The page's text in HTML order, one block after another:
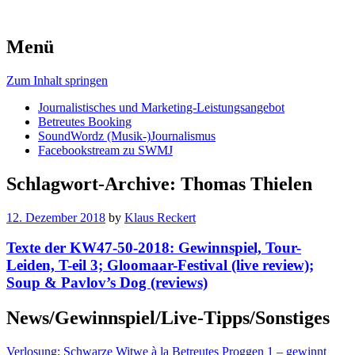
Menü
Zum Inhalt springen
Journalistisches und Marketing-Leistungsangebot
Betreutes Booking
SoundWordz (Musik-)Journalismus
Facebookstream zu SWMJ
Schlagwort-Archive: Thomas Thielen
12. Dezember 2018 by Klaus Reckert
Texte der KW47-50-2018: Gewinnspiel, Tour-
Leiden, T-eil 3; Gloomaar-Festival (live review);
Soup & Pavlov’s Dog (reviews)
News/Gewinnspiel/Live-Tipps/Sonstiges
Verlosung: Schwarze Witwe à la Betreutes Proggen 1 – gewinnt